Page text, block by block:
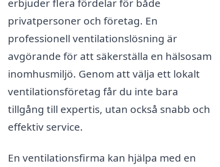
privatpersoner och företag. En
professionell ventilationslösning är
avgörande för att säkerställa en hälsosam
inomhusmiljö. Genom att välja ett lokalt
ventilationsföretag får du inte bara
tillgång till expertis, utan också snabb och
effektiv service.
En ventilationsfirma kan hjälpa med en